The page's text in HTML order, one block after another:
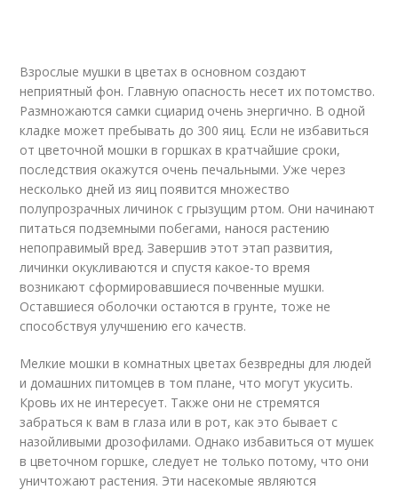
Взрослые мушки в цветах в основном создают
неприятный фон. Главную опасность несет их потомство.
Размножаются самки сциарид очень энергично. В одной
кладке может пребывать до 300 яиц. Если не избавиться
от цветочной мошки в горшках в кратчайшие сроки,
последствия окажутся очень печальными. Уже через
несколько дней из яиц появится множество
полупрозрачных личинок с грызущим ртом. Они начинают
питаться подземными побегами, нанося растению
непоправимый вред. Завершив этот этап развития,
личинки окукливаются и спустя какое-то время
возникают сформировавшиеся почвенные мушки.
Оставшиеся оболочки остаются в грунте, тоже не
способствуя улучшению его качеств.
Мелкие мошки в комнатных цветах безвредны для людей
и домашних питомцев в том плане, что могут укусить.
Кровь их не интересует. Также они не стремятся
забраться к вам в глаза или в рот, как это бывает с
назойливыми дрозофилами. Однако избавиться от мушек
в цветочном горшке, следует не только потому, что они
уничтожают растения. Эти насекомые являются